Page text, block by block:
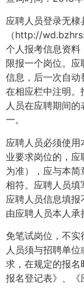
应聘人员登录无
（http://
个人报考信息资料
限报一个岗位。
信息，后一次自动
在相应栏中注明
人员在应聘期间
一。
应聘人员必须使
业要求岗位的，
为准），应与本简
相符。应聘人员填
应聘人员信息填报
由应聘人员本人承
免笔试岗位，不
人员须与招聘单
求，在规定的报名
报名登记表》、